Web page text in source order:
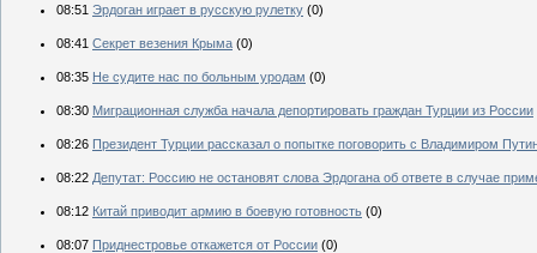
08:51 Эрдоган играет в русскую рулетку (0)
08:41 Секрет везения Крыма (0)
08:35 Не судите нас по больным уродам (0)
08:30 Миграционная служба начала депортировать граждан Турции из России
08:26 Президент Турции рассказал о попытке поговорить с Владимиром
08:22 Депутат: Россию не остановят слова Эрдогана об ответе в случае
08:12 Китай приводит армию в боевую готовность (0)
08:07 Приднестровье откажется от России (0)